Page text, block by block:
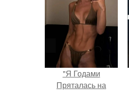
"Я Годами
Пряталась на